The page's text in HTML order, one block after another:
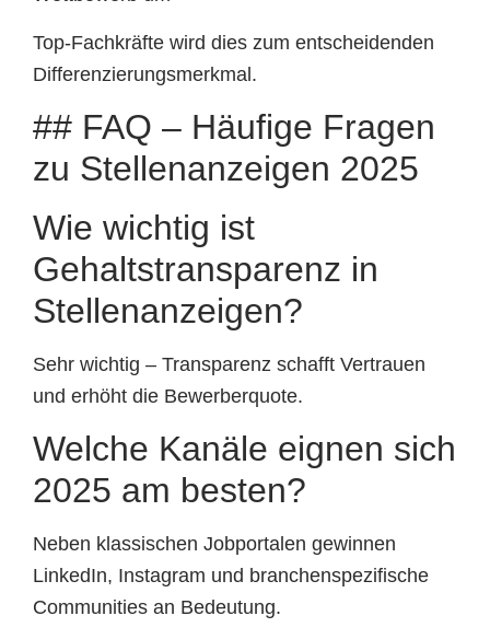
Top-Fachkräfte wird dies zum entscheidenden
Differenzierungsmerkmal.
## FAQ – Häufige Fragen
zu Stellenanzeigen 2025
Wie wichtig ist
Gehaltstransparenz in
Stellenanzeigen?
Sehr wichtig – Transparenz schafft Vertrauen
und erhöht die Bewerberquote.
Welche Kanäle eignen sich
2025 am besten?
Neben klassischen Jobportalen gewinnen
LinkedIn, Instagram und branchenspezifische
Communities an Bedeutung.